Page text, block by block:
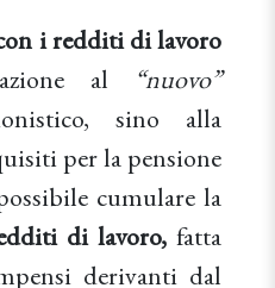
i redditi di lavoro
al
“nuovo”
sino alla
per la pensione
cumulare la
di lavoro,fatta
derivanti dal